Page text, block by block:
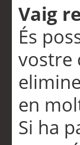
Vaig
És
vostre
en
Si ha